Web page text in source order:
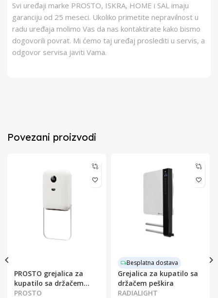
Svi uređaji marke PROSTO, ISKRA, HOME i SAL imaju
garanciju od 25 meseci. Ukoliko primetite nepravilnost u
radu uređaja molimo Vas da nas kontaktirate kako bismo
dogovorili povrat. Mi ćemo taj uređaj proslediti u servis, a
odgovor servisa javiti Vama.
Povezani proizvodi
PROSTO grejalica za
kupatilo sa držačem
peškira
PROSTO
Besplatna dostava
Grejalica za kupatilo sa
držačem peškira
RADIALIGHT